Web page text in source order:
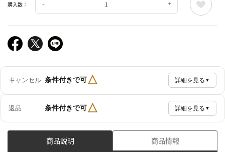
購入数：
キャンセル 条件付きで可△ 詳細を見る ▼
返品 条件付きで可△ 詳細を見る ▼
商品説明 商品情報